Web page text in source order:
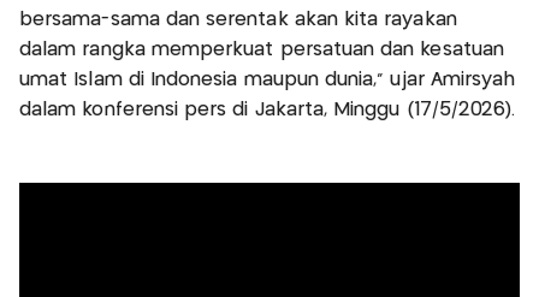
bersama-sama dan serentak akan kita rayakan
dalam rangka memperkuat persatuan dan kesatuan
umat Islam di Indonesia maupun dunia,” ujar Amirsyah
dalam konferensi pers di Jakarta, Minggu (17/5/2026).